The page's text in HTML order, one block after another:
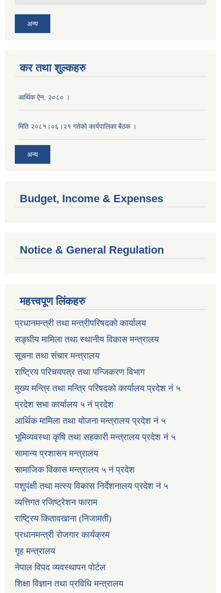
अन्य
कर तथा शुल्कहरु
आर्थिक ऐन, २०८० ।
मिति २०८१।०६।२१ गतेको कार्यपालिका बैठक ।
अन्य
Budget, Income & Expenses
Notice & General Regulation
महत्त्वपूण लिंकहरु
प्रधानमन्त्री तथा मन्त्रीपरिषदको कार्यालय
सङ्घीय मामिला तथा स्थानीय विकास मन्त्रालय
सूचना तथा संचार मन्त्रालय
राष्ट्रिय परिचयपत्र तथा पन्जिकरण विभाग
मुख्य मन्त्रि तथा मन्त्रि परिषदको कार्यालय प्रदेश नं ५
प्रदेश सभा कार्यालय ५ नं प्रदेश
आर्थिक मामिला तथा योजना मन्त्रालय प्रदेश नं ५
भूमिव्यवस्था कृषि तथा सहकारी मन्त्रालय प्रदेश नं ५
सामान्य प्रशासन मन्त्रालय
सामाजिक विकास मन्त्रालय ५ नं प्रदेश
पशुपंक्षी तथा मत्स्य विकास निर्देशनालय प्रदेश नं ५
व्यत्तिगत रजिष्ट्रेशन फाराम
राष्ट्रिय कितावखाना (निजामती)
प्रधानमन्त्री रोजगार कार्यक्रम
गृह मन्त्रालय
नेपाल विपद व्यवस्थापन पोर्टल
शिक्षा विज्ञान तथा प्रविधि मन्त्रालय